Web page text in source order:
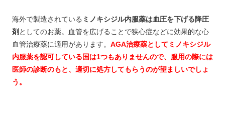
海外で製造されている ミノキシジル内服薬は血圧を下げる降圧
剤 としてのお薬。血管を広げることで狭心症などに効果的な心
血管治療薬に適用があります。 AGA治療薬としてミノキシジル
内服薬を認可している国は1つもありませんので、服用の際には
医師の診断のもと、適切に処方してもらうのが望ましいでしょ
う。